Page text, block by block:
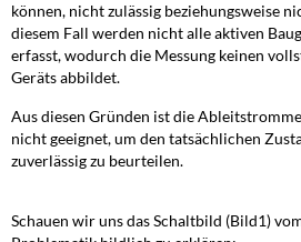
können, nicht zulässig beziehungsweise
diesem Fall werden nicht alle aktiven
erfasst, wodurch die Messung keinen
Geräts abbildet.
Aus diesen Gründen ist die
nicht geeignet, um den tatsächlichen
zuverlässig zu beurteilen.
Schauen wir uns das Schaltbild (Bild1)